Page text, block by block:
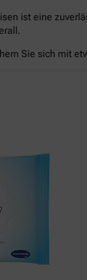
ist eine
Sie sich mit